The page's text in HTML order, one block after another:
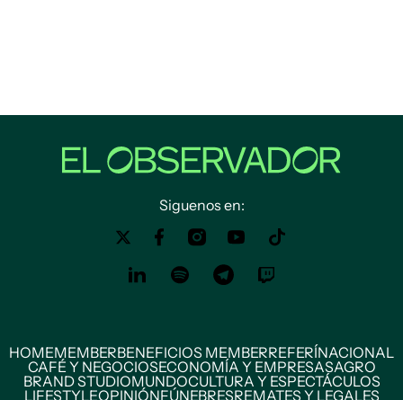
Siguenos en:
HOMEMEMBERBENEFICIOS MEMBERREFERÍNACIONAL
CAFÉ Y NEGOCIOSECONOMÍA Y EMPRESASAGRO
BRAND STUDIOMUNDOCULTURA Y ESPECTÁCULOS
LIFESTYLEOPINIÓNFÚNEBRESREMATES Y LEGALES